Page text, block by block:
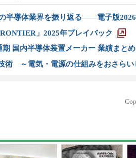
半導体業界を振り返る――電子版
」2025年プレイバック
期 国内半導体装置メーカー 業績まとめ
術 ～電気・電源の仕組みをおさらい